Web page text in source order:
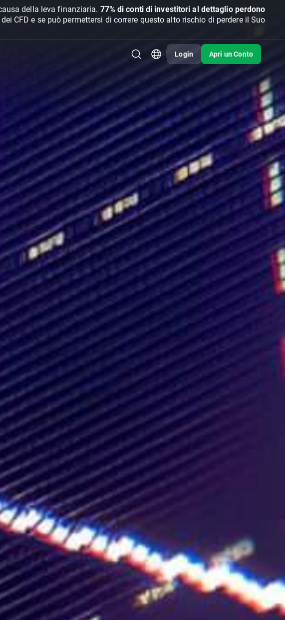
della leva finanziaria. 77% di conti di investitori al dettaglio perdono
CFD e se può permettersi di correre questo alto rischio di perdere il Suo
Login Apri un Conto